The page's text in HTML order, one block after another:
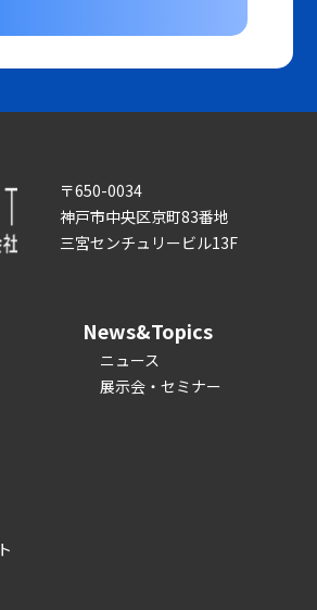
〒650-0034
神戸市中央区京町83番地
三宮センチュリービル13F
News&Topics
ニュース
展示会・セミナー